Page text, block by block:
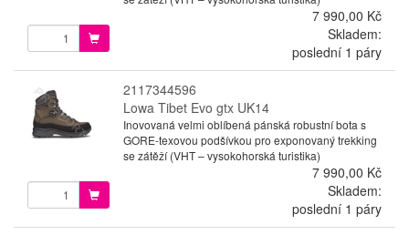
7 990,00 Kč
Skladem:
poslední 1 páry
2117344596
Lowa Tibet Evo gtx UK14
Inovovaná velmi oblíbená pánská robustní bota s
GORE-texovou podšívkou pro exponovaný trekking
se zátěží (VHT – vysokohorská turistika)
7 990,00 Kč
Skladem:
poslední 1 páry